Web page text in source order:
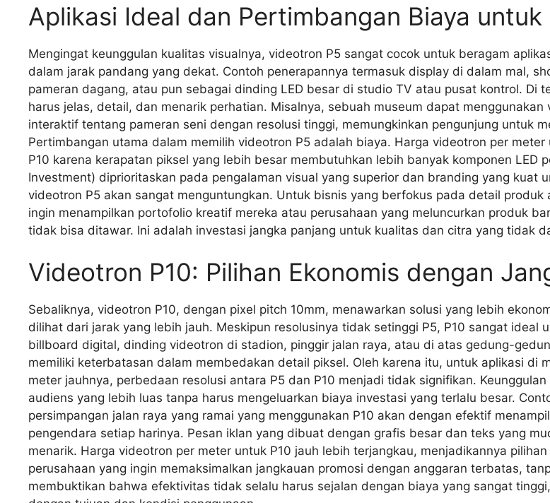
Aplikasi Ideal dan Pertimbangan Biaya
Mengingat keunggulan kualitas visualnya, videotron P5 sangat cocok untuk beragam
dalam jarak pandang yang dekat. Contoh penerapannya termasuk display di dalam mal,
pameran dagang, atau pun sebagai dinding LED besar di studio TV atau pusat kontrol. Di
harus jelas, detail, dan menarik perhatian. Misalnya, sebuah museum dapat
interaktif tentang pameran seni dengan resolusi tinggi, memungkinkan pengunjung untuk
Pertimbangan utama dalam memilih videotron P5 adalah biaya. Harga videotron per
P10 karena kerapatan piksel yang lebih besar membutuhkan lebih banyak komponen LED
Investment) diprioritaskan pada pengalaman visual yang superior dan branding yang kuat
videotron P5 akan sangat menguntungkan. Untuk bisnis yang berfokus pada detail
ingin menampilkan portofolio kreatif mereka atau perusahaan yang meluncurkan produk
tidak bisa ditawar. Ini adalah investasi jangka panjang untuk kualitas dan citra yang tidak
Videotron P10: Pilihan Ekonomis dengan
Sebaliknya, videotron P10, dengan pixel pitch 10mm, menawarkan solusi yang lebih
dilihat dari jarak yang lebih jauh. Meskipun resolusinya tidak setinggi P5, P10 sangat ideal
billboard digital, dinding videotron di stadion, pinggir jalan raya, atau di atas gedung-
memiliki keterbatasan dalam membedakan detail piksel. Oleh karena itu, untuk aplikasi di
meter jauhnya, perbedaan resolusi antara P5 dan P10 menjadi tidak signifikan.
audiens yang lebih luas tanpa harus mengeluarkan biaya investasi yang terlalu besar.
persimpangan jalan raya yang ramai yang menggunakan P10 akan dengan efektif
pengendara setiap harinya. Pesan iklan yang dibuat dengan grafis besar dan teks yang
menarik. Harga videotron per meter untuk P10 jauh lebih terjangkau, menjadikannya
perusahaan yang ingin memaksimalkan jangkauan promosi dengan anggaran terbatas,
membuktikan bahwa efektivitas tidak selalu harus sejalan dengan biaya yang sangat